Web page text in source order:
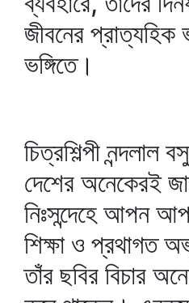
জীবনের প্রাত্যহিক
ভঙ্গিতে।
চিত্রশিল্পী নন্দলাল
দেশের অনেকেরই
নিঃসন্দেহে আপন
শিক্ষা ও প্রথাগত
তাঁর ছবির বিচার